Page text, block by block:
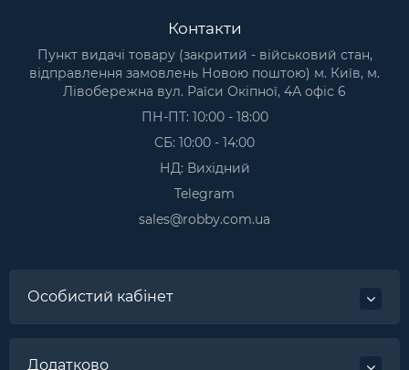
Контакти
Пункт видачі товару (закритий - військовий стан,
відправлення замовлень Новою поштою) м. Київ, м.
Лівобережна вул. Раїси Окіпної, 4А офіс 6
ПН-ПТ: 10:00 - 18:00
СБ: 10:00 - 14:00
НД: Вихідний
Telegram
sales@robby.com.ua
Особистий кабінет
Додатково